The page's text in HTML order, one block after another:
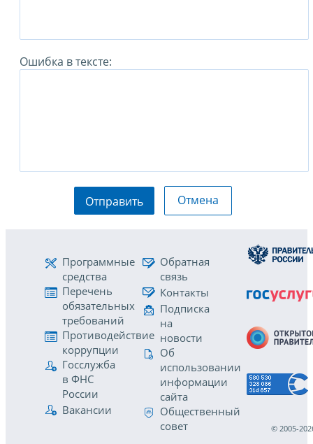
Ошибка в тексте:
Отправить Отмена
Программные
средства
Перечень
обязательных
требований
Противодействие
коррупции
Госслужба
в ФНС
России
Вакансии
Обратная
связь
Контакты
Подписка
на
новости
Об
использовании
информации
сайта
Общественный
совет
© 2005-